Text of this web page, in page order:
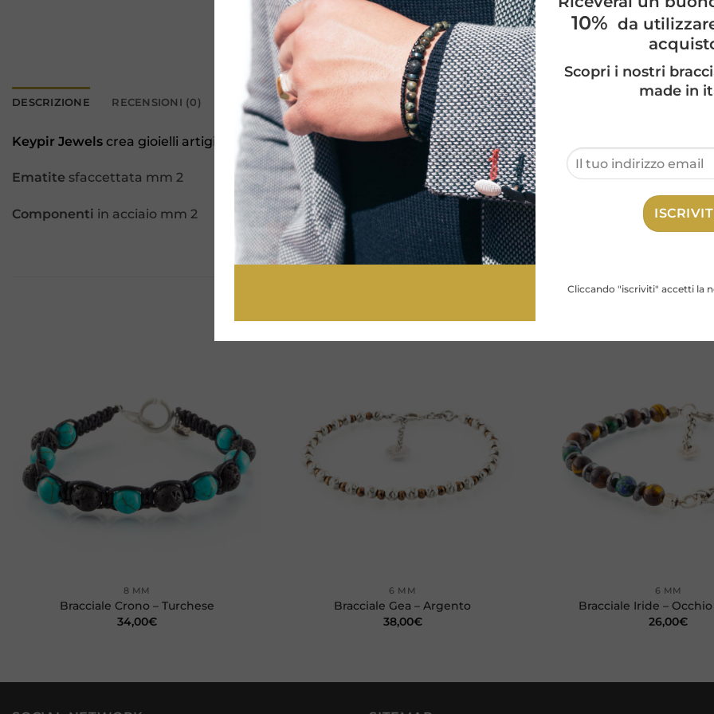
Categorie:3 mm ,3 mm,
DESCRIZIONE RECENSIONI (0)
Keypir Jewels crea gioielli artigianali dal disegno alla produzione esclusivamente fatta a mano.
Ematite sfaccettata mm 2
Componenti in acciaio mm 2
POTREBBE PIACERTI ANCHE
8 MM
Bracciale Crono – Turchese
34,00€
6 MM
Bracciale Gea – Argento
38,00€
6 MM
Bracciale Iride –
26,00€
10% da
Scopri i nostri
made in
Cliccando "iscriviti" accetti la